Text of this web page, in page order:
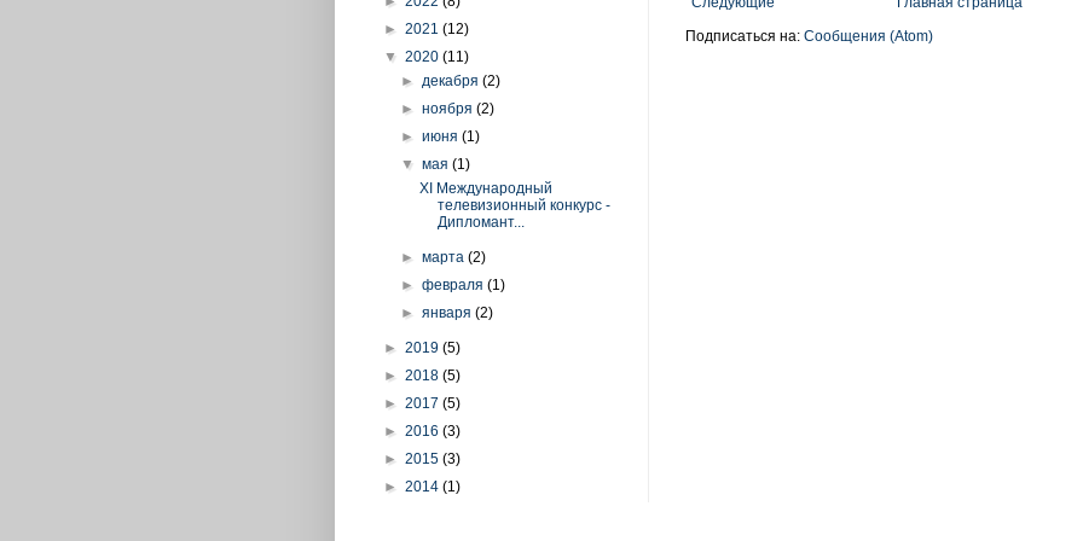
Подписаться на: Сообщения (Atom)
► 2021 (12)
▼ 2020 (11)
► декабря(2)
►ноября(2)
►июня(1)
▼мая(1)
XI Международный
телевизионный конкурс -
Дипломант...
►марта(2)
►февраля(1)
►января(2)
► 2019 (5)
► 2018 (5)
► 2017 (5)
► 2016 (3)
► 2015 (3)
► 2014 (1)